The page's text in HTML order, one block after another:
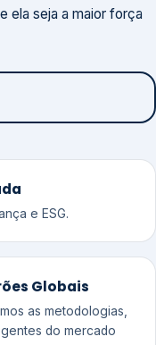
ela seja a maior força
e ESG.
Globais
as metodologias,
do mercado